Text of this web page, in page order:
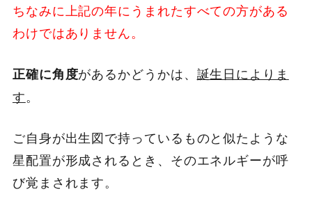
ちなみに上記の年にうまれたすべての方がある
わけではありません。
正確に角度があるかどうかは、 誕生日によりま
す。
ご自身が出生図で持っているものと似たような
星配置が形成されるとき、そのエネルギーが呼
び覚まされます。